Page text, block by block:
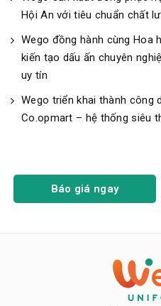
Hội An với tiêu chuẩn chất
Wego đồng hành cùng Hoa
kiến tạo dấu ấn chuyên
uy tín
Wego triển khai thành công
Co.opmart – hệ thống siêu
Báo giá ngay